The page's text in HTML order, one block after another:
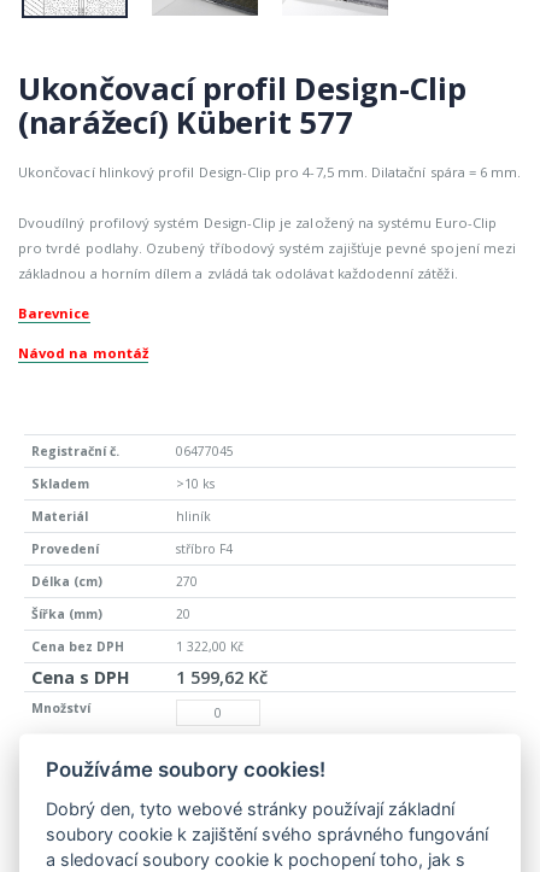
Ukončovací profil Design-Clip
(narážecí) Küberit 577
Ukončovací hlinkový profil Design-Clip pro 4-7,5 mm. Dilatační spára = 6 mm.
Dvoudílný profilový systém Design-Clip je založený na systému Euro-Clip
pro tvrdé podlahy. Ozubený tříbodový systém zajišťuje pevné spojení mezi
základnou a horním dílem a zvládá tak odolávat každodenní zátěži.
Barevnice
Návod na montáž
06477045
>10 ks
hliník
stříbro F4
270
20
1 322,00 Kč
1 599,62 Kč
06477025
hliník
imitace nerezi kartáč F2G
Používáme soubory cookies!
Dobrý den, tyto webové stránky používají základní
soubory cookie k zajištění svého správného fungování
a sledovací soubory cookie k pochopení toho, jak s